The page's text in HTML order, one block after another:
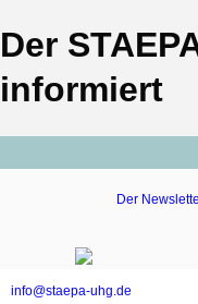
Der
informiert
Der
info@staepa-uhg.de